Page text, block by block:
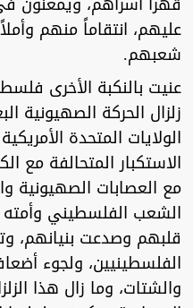
عليهم، انتقاماً منهم
شعبهم.
عنيت بالنكبة الأخرى
زلزال الحركة الصهيونية
الولايات المتحدة
الاستكبار المتحالفة مع
مع العصابات الصهيونية
الشعب الفلسطيني وأمته
قلبهم وصدعت بنيانهم،
الفلسطينيين، ولجوء
والشتات، وما زال هذا